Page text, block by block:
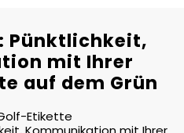
Pünktlichkeit,
mit Ihrer
auf dem Grün
Etikette